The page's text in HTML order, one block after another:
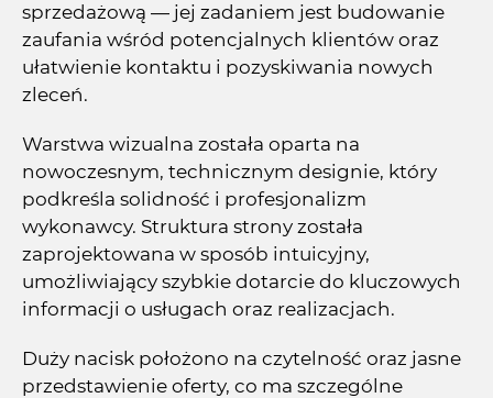
sprzedażową — jej zadaniem jest budowanie
zaufania wśród potencjalnych klientów oraz
ułatwienie kontaktu i pozyskiwania nowych
zleceń.
Warstwa wizualna została oparta na
nowoczesnym, technicznym designie, który
podkreśla solidność i profesjonalizm
wykonawcy. Struktura strony została
zaprojektowana w sposób intuicyjny,
umożliwiający szybkie dotarcie do kluczowych
informacji o usługach oraz realizacjach.
Duży nacisk położono na czytelność oraz jasne
przedstawienie oferty, co ma szczególne